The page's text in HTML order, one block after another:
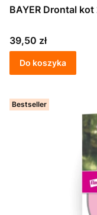
BAYER Drontal
Cena
39,50 zł
Do koszyka
Bestseller